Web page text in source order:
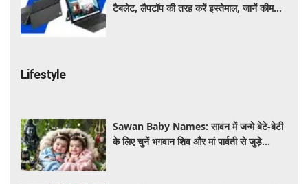
टैबलेट, लैपटॉप की तरह करें इस्तेमाल, जानें कीमत,
Lifestyle
Sawan Baby Names: सावन में जन्मे बेटे-बेटी
के लिए चुनें भगवान शिव और मां पार्वती से जुड़े